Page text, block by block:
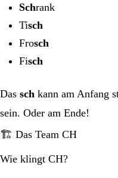
Schrank
Tisch
Frosch
Fisch
Das sch kann am Anfang
sein. Oder am Ende!
🏗️ Das Team CH
Wie klingt CH?